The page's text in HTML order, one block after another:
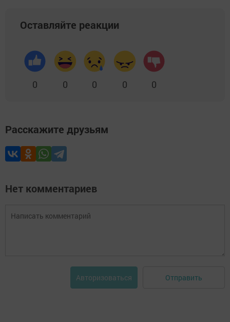
Оставляйте реакции
0 0 0 0 0
Расскажите друзьям
Нет комментариев
Авторизоваться Отправить